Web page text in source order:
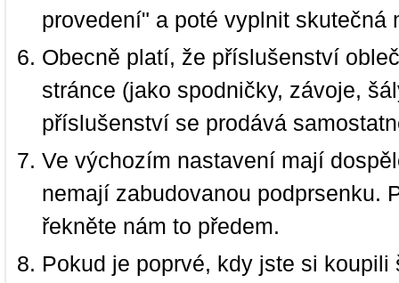
provedení" a poté vyplnit
Obecně platí, že příslušenství
stránce (jako spodničky, závoje,
příslušenství se prodává
Ve výchozím nastavení mají
nemají zabudovanou podprsenku.
řekněte nám to předem.
Pokud je poprvé, kdy jste si